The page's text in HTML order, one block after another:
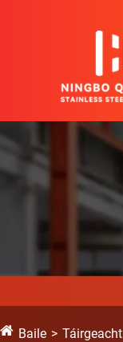
Baile Táirgeacht